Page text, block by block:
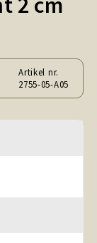
Artikel nr.
2755-05-A05